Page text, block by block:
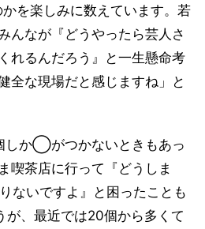
を楽しみに数えています。若
んなが『どうやったら芸人さ
れるんだろう』と一生懸命考
全な現場だと感じますね」と
しか◯がつかないときもあっ
喫茶店に行って『どうしま
ないですよ』と困ったことも
が、最近では20個から多くて